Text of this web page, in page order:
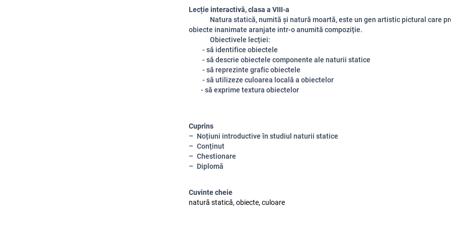
Lecție interactivă, clasa a VIII-a
Natura statică, numită și natură moartă, este un gen artistic pictural care
obiecte inanimate aranjate intr-o anumită compoziție.
Obiectivele lecției:
- să identifice obiectele
- să descrie obiectele componente ale naturii statice
- să reprezinte grafic obiectele
- să utilizeze culoarea locală a obiectelor
- să exprime textura obiectelor
Cuprins
Noțiuni introductive în studiul naturii statice
Conținut
Chestionare
Diplomă
Cuvinte cheie
natură statică, obiecte, culoare